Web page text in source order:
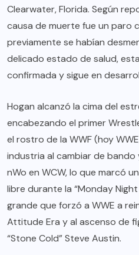
Clearwater, Florida. Según
causa de muerte fue un paro
previamente se habían
delicado estado de salud,
confirmada y sigue en
Hogan alcanzó la cima del
encabezando el primer
el rostro de la WWF (hoy
industria al cambiar de
nWo en WCW, lo que marcó
libre durante la “Monday
grande que forzó a WWE a
Attitude Era y al ascenso de
“Stone Cold” Steve Austin.